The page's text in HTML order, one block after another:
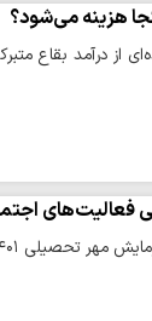
هزینه می‌شود؟
درآمد بقاع
بقاع متبرکه قم اجرایی شده است.